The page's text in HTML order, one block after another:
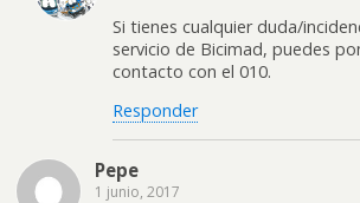
Si tienes cualquier duda/
servicio de Bicimad, puedes
contacto con el 010.
Responder
Pepe
1 junio, 2017